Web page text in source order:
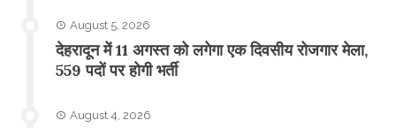
August 5, 2026
​देहरादून में 11 अगस्त को लगेगा एक दिवसीय रोजगार मेला,
559 पदों पर होगी भर्ती
August 4, 2026